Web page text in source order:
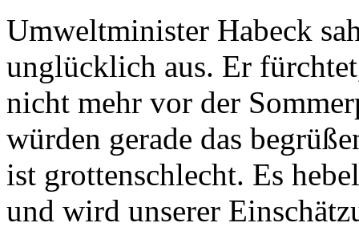
Umweltminister Habeck
unglücklich aus. Er
nicht mehr vor der
würden gerade das
ist grottenschlecht. Es
und wird unserer